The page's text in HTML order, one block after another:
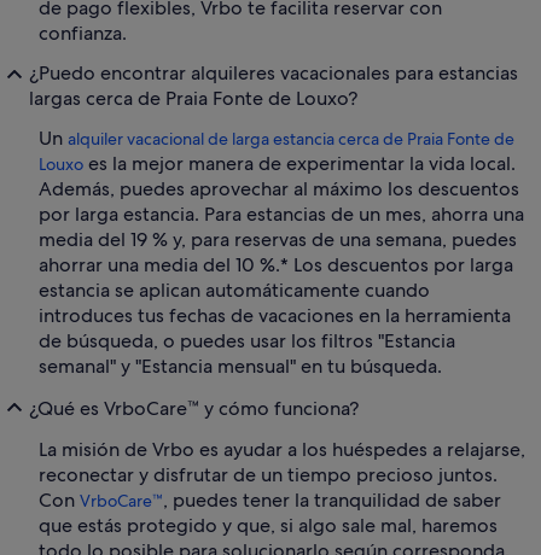
de pago flexibles, Vrbo te facilita reservar con
confianza.
¿Puedo encontrar alquileres vacacionales para estancias
largas cerca de Praia Fonte de Louxo?
Un alquiler vacacional de larga estancia cerca de Praia Fonte de
Louxo es la mejor manera de experimentar la vida local.
Además, puedes aprovechar al máximo los descuentos
por larga estancia. Para estancias de un mes, ahorra una
media del 19 % y, para reservas de una semana, puedes
ahorrar una media del 10 %.* Los descuentos por larga
estancia se aplican automáticamente cuando
introduces tus fechas de vacaciones en la herramienta
de búsqueda, o puedes usar los filtros "Estancia
semanal" y "Estancia mensual" en tu búsqueda.
¿Qué es VrboCare™ y cómo funciona?
La misión de Vrbo es ayudar a los huéspedes a relajarse,
reconectar y disfrutar de un tiempo precioso juntos.
Con VrboCare™, puedes tener la tranquilidad de saber
que estás protegido y que, si algo sale mal, haremos